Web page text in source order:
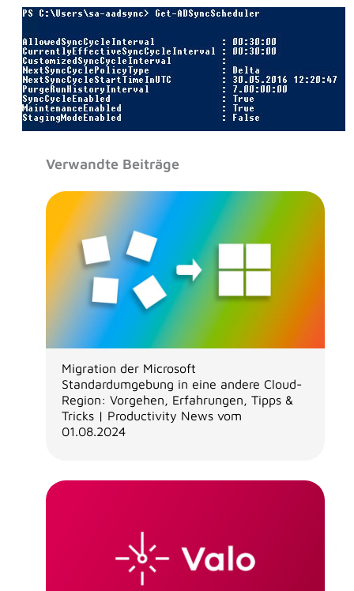
Verwandte Beiträge
Migration der Microsoft
Standardumgebung in eine andere Cloud-
Region: Vorgehen, Erfahrungen, Tipps &
Tricks | Productivity News vom
01.08.2024